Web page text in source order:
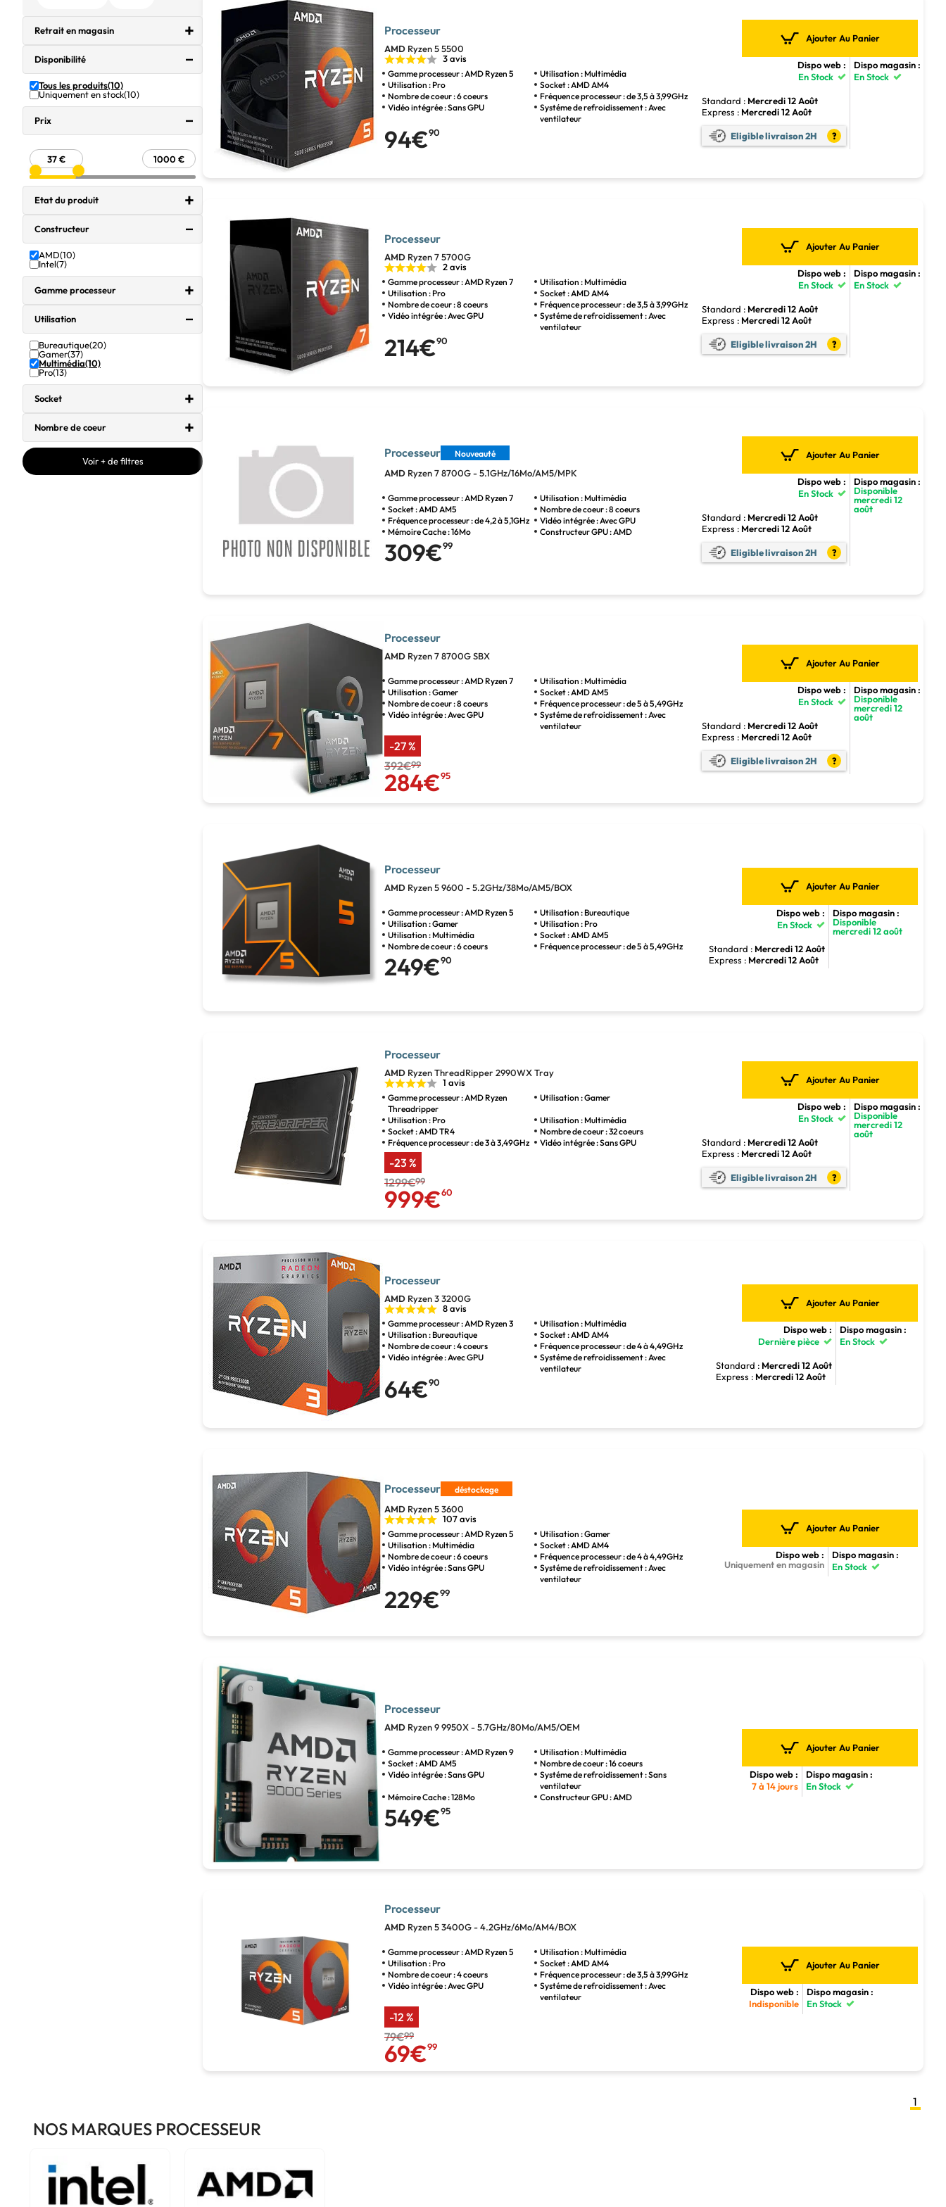
Retrait en magasin
Disponibilité
Tous les produits(10)
Uniquement en stock(10)
Prix
Etat du produit
Constructeur
AMD(10)
Intel(7)
Gamme processeur
Utilisation
Bureautique(20)
Gamer(37)
Multimédia(10)
Pro(13)
Socket
Nombre de coeur
Voir + de filtres
Processeur
AMD Ryzen 5 5500
3 avis
Gamme processeur : AMD Ryzen 5
Utilisation : Multimédia
Utilisation : Pro
Socket : AMD AM4
Nombre de coeur : 6 coeurs
Fréquence processeur : de 3,5 à 3,99GHz
Vidéo intégrée : Sans GPU
Systéme de refroidissement : Avec
ventilateur
94€90
Ajouter Au Panier
Dispo web :
En Stock
Standard : Mercredi 12 Août
Express : Mercredi 12 Août
Eligible livraison 2H ?
Dispo magasin :
En Stock
Processeur
AMD Ryzen 7 5700G
2 avis
Gamme processeur : AMD Ryzen 7
Utilisation : Multimédia
Utilisation : Pro
Socket : AMD AM4
Nombre de coeur : 8 coeurs
Fréquence processeur : de 3,5 à 3,99GHz
Vidéo intégrée : Avec GPU
Systéme de refroidissement : Avec
ventilateur
214€90
Ajouter Au Panier
Dispo web :
En Stock
Standard : Mercredi 12 Août
Express : Mercredi 12 Août
Eligible livraison 2H ?
Dispo magasin :
En Stock
Processeur Nouveauté
AMD Ryzen 7 8700G - 5.1GHz/16Mo/AM5/MPK
Gamme processeur : AMD Ryzen 7
Utilisation : Multimédia
Socket : AMD AM5
Nombre de coeur : 8 coeurs
Fréquence processeur : de 4,2 à 5,1GHz
Vidéo intégrée : Avec GPU
Mémoire Cache : 16Mo
Constructeur GPU : AMD
309€99
Ajouter Au Panier
Dispo web :
En Stock
Standard : Mercredi 12 Août
Express : Mercredi 12 Août
Eligible livraison 2H ?
Dispo magasin :
Disponible
mercredi 12
août
Processeur
AMD Ryzen 7 8700G SBX
Gamme processeur : AMD Ryzen 7
Utilisation : Multimédia
Utilisation : Gamer
Socket : AMD AM5
Nombre de coeur : 8 coeurs
Fréquence processeur : de 5 à 5,49GHz
Vidéo intégrée : Avec GPU
Systéme de refroidissement : Avec
ventilateur
-27 %
392€99
284€95
Ajouter Au Panier
Dispo web :
En Stock
Standard : Mercredi 12 Août
Express : Mercredi 12 Août
Eligible livraison 2H ?
Dispo magasin :
Disponible
mercredi 12
août
Processeur
AMD Ryzen 5 9600 - 5.2GHz/38Mo/AM5/BOX
Gamme processeur : AMD Ryzen 5
Utilisation : Bureautique
Utilisation : Gamer
Utilisation : Pro
Utilisation : Multimédia
Socket : AMD AM5
Nombre de coeur : 6 coeurs
Fréquence processeur : de 5 à 5,49GHz
249€90
Ajouter Au Panier
Dispo web :
En Stock
Standard : Mercredi 12 Août
Express : Mercredi 12 Août
Dispo magasin :
Disponible
mercredi 12 août
Processeur
AMD Ryzen ThreadRipper 2990WX Tray
1 avis
Gamme processeur : AMD Ryzen
Threadripper
Utilisation : Gamer
Utilisation : Pro
Utilisation : Multimédia
Socket : AMD TR4
Nombre de coeur : 32 coeurs
Fréquence processeur : de 3 à 3,49GHz
Vidéo intégrée : Sans GPU
-23 %
1299€99
999€60
Ajouter Au Panier
Dispo web :
En Stock
Standard : Mercredi 12 Août
Express : Mercredi 12 Août
Eligible livraison 2H ?
Dispo magasin :
Disponible
mercredi 12
août
Processeur
AMD Ryzen 3 3200G
8 avis
Gamme processeur : AMD Ryzen 3
Utilisation : Multimédia
Utilisation : Bureautique
Socket : AMD AM4
Nombre de coeur : 4 coeurs
Fréquence processeur : de 4 à 4,49GHz
Vidéo intégrée : Avec GPU
Systéme de refroidissement : Avec
ventilateur
64€90
Ajouter Au Panier
Dispo web :
Dernière pièce
Standard : Mercredi 12 Août
Express : Mercredi 12 Août
Dispo magasin :
En Stock
Processeur déstockage
AMD Ryzen 5 3600
107 avis
Gamme processeur : AMD Ryzen 5
Utilisation : Gamer
Utilisation : Multimédia
Socket : AMD AM4
Nombre de coeur : 6 coeurs
Fréquence processeur : de 4 à 4,49GHz
Vidéo intégrée : Sans GPU
Systéme de refroidissement : Avec
ventilateur
229€99
Ajouter Au Panier
Dispo web :
Uniquement en magasin
Dispo magasin :
En Stock
Processeur
AMD Ryzen 9 9950X - 5.7GHz/80Mo/AM5/OEM
Gamme processeur : AMD Ryzen 9
Utilisation : Multimédia
Socket : AMD AM5
Nombre de coeur : 16 coeurs
Vidéo intégrée : Sans GPU
Systéme de refroidissement : Sans
ventilateur
Mémoire Cache : 128Mo
Constructeur GPU : AMD
549€95
Ajouter Au Panier
Dispo web :
7 à 14 jours
Dispo magasin :
En Stock
Processeur
AMD Ryzen 5 3400G - 4.2GHz/6Mo/AM4/BOX
Gamme processeur : AMD Ryzen 5
Utilisation : Multimédia
Utilisation : Pro
Socket : AMD AM4
Nombre de coeur : 4 coeurs
Fréquence processeur : de 3,5 à 3,99GHz
Vidéo intégrée : Avec GPU
Systéme de refroidissement : Avec
ventilateur
-12 %
79€99
69€99
Ajouter Au Panier
Dispo web :
Indisponible
Dispo magasin :
En Stock
1
NOS MARQUES PROCESSEUR